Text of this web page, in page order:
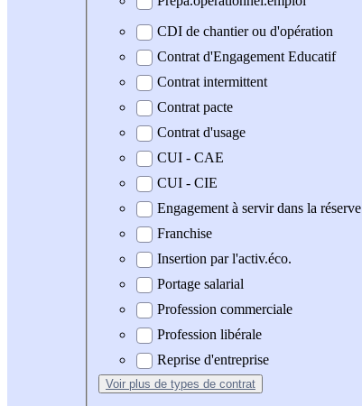
CDI de chantier ou d'opération
Contrat d'Engagement Educatif
Contrat intermittent
Contrat pacte
Contrat d'usage
CUI - CAE
CUI - CIE
Engagement à servir dans la réserve
Franchise
Insertion par l'activ.éco.
Portage salarial
Profession commerciale
Profession libérale
Reprise d'entreprise
Voir plus de types de contrat